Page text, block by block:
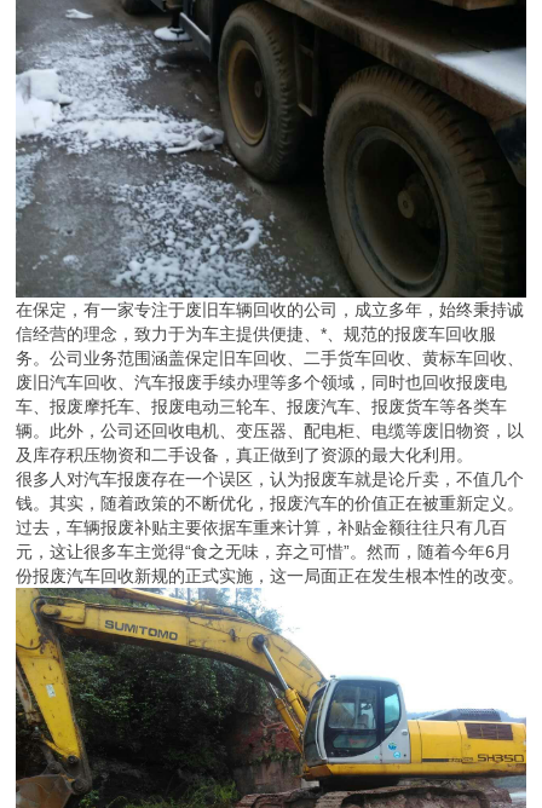
在保定，有一家专注于废旧车辆回收的公司，成立多年，始终秉持诚
信经营的理念，致力于为车主提供便捷、*、规范的报废车回收服
务。公司业务范围涵盖保定旧车回收、二手货车回收、黄标车回收、
废旧汽车回收、汽车报废手续办理等多个领域，同时也回收报废电
车、报废摩托车、报废电动三轮车、报废汽车、报废货车等各类车
辆。此外，公司还回收电机、变压器、配电柜、电缆等废旧物资，以
及库存积压物资和二手设备，真正做到了资源的最大化利用。
很多人对汽车报废存在一个误区，认为报废车就是论斤卖，不值几个
钱。其实，随着政策的不断优化，报废汽车的价值正在被重新定义。
过去，车辆报废补贴主要依据车重来计算，补贴金额往往只有几百
元，这让很多车主觉得“食之无味，弃之可惜”。然而，随着今年6月
份报废汽车回收新规的正式实施，这一局面正在发生根本性的改变。